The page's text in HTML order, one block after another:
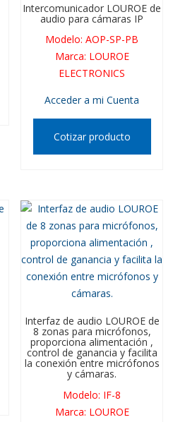
Intercomunicador LOUROE de
audio para cámaras IP
Modelo:AOP-SP-PB
Marca: LOUROE
ELECTRONICS
Acceder a mi Cuenta
Cotizar producto
Interfaz de audio LOUROE de
8 zonas para micrófonos,
proporciona alimentación ,
control de ganancia y facilita
la conexión entre micrófonos
y cámaras.
Modelo: IF-8
Marca: LOUROE